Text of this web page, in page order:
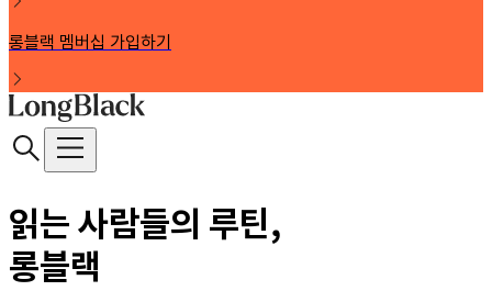
롱블랙 멤버십 가입하기
읽는 사람들의 루틴,
롱블랙